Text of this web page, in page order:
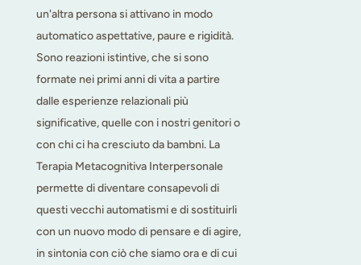
un'altra persona si attivano in modo
automatico aspettative, paure e rigidità.
Sono reazioni istintive, che si sono
formate nei primi anni di vita a partire
dalle esperienze relazionali più
significative, quelle con i nostri genitori o
con chi ci ha cresciuto da bambni. La
Terapia Metacognitiva Interpersonale
permette di diventare consapevoli di
questi vecchi automatismi e di sostituirli
con un nuovo modo di pensare e di agire,
in sintonia con ciò che siamo ora e di cui